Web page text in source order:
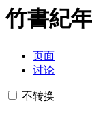
竹書紀年
页面
讨论
不转换